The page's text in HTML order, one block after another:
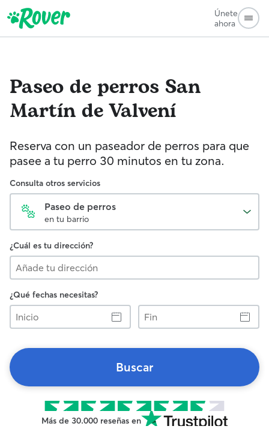
Únete
ahora
Paseo de perros San
Martín de Valvení
Reserva con un paseador de perros para que
pasee a tu perro 30 minutos en tu zona.
Consulta otros servicios
Paseo de perros
en tu barrio
¿Cuál es tu dirección?
¿Qué fechas necesitas?
Inicio
Fin
Buscar
Más de 30.000 reseñas en